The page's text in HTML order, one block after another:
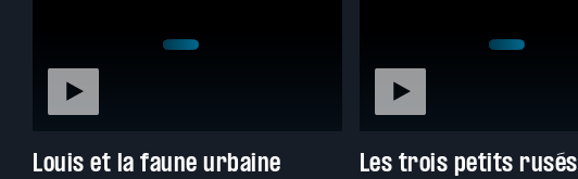
Louis et la faune urbaine Les trois petits rusés